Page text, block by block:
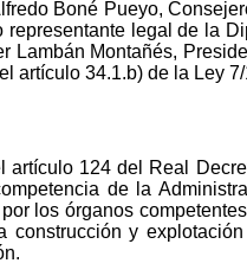
Boné Pueyo,
representante legal de la
Lambán Montañés,
artículo 34.1.b) de la Ley
artículo 124 del Real
de la
los órganos
construcción y